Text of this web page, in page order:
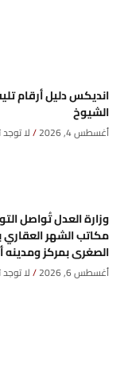
انديكس دليل أرقام
الشيوخ
أغسطس 4, 2026 لا
وزارة العدل تُواصل
مكاتب الشهر
الصغرى بمركز
أغسطس 6, 2026 لا